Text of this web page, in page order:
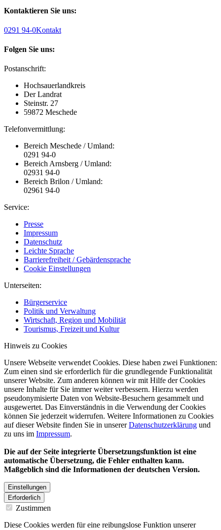
Kontaktieren Sie uns:
0291 94-0Kontakt
Folgen Sie uns:
Postanschrift:
Hochsauerlandkreis
Der Landrat
Steinstr. 27
59872 Meschede
Telefonvermittlung:
Bereich Meschede / Umland:
0291 94-0
Bereich Arnsberg / Umland:
02931 94-0
Bereich Brilon / Umland:
02961 94-0
Service:
Presse
Impressum
Datenschutz
Leichte Sprache
Barrierefreiheit / Gebärdensprache
Cookie Einstellungen
Unterseiten:
Bürgerservice
Politik und Verwaltung
Wirtschaft, Region und Mobilität
Tourismus, Freizeit und Kultur
Hinweis zu Cookies
Unsere Webseite verwendet Cookies. Diese haben zwei Funktionen:
Zum einen sind sie erforderlich für die grundlegende Funktionalität
unserer Website. Zum anderen können wir mit Hilfe der Cookies
unsere Inhalte für Sie immer weiter verbessern. Hierzu werden
pseudonymisierte Daten von Website-Besuchern gesammelt und
ausgewertet. Das Einverständnis in die Verwendung der Cookies
können Sie jederzeit widerrufen. Weitere Informationen zu Cookies
auf dieser Website finden Sie in unsererDatenschutzerklärung und
zu uns im Impressum.
Die auf der Seite integrierte Übersetzungsfunktion ist eine
automatische Übersetzung, die Fehler enthalten kann.
Maßgeblich sind die Informationen der deutschen Version.
Einstellungen
Erforderlich
Zustimmen
Diese Cookies werden für eine reibungslose Funktion unserer